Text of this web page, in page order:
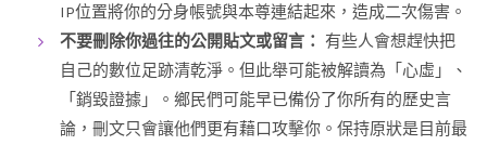
IP位置將你的分身帳號與本尊連結起來，造成二次傷害。
不要刪除你過往的公開貼文或留言： 有些人會想趕快把
自己的數位足跡清乾淨。但此舉可能被解讀為「心虛」、
「銷毀證據」。鄉民們可能早已備份了你所有的歷史言
論，刪文只會讓他們更有藉口攻擊你。保持原狀是目前最